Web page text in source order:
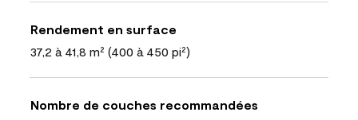
Rendement en surface
37,2 à 41,8 m² (400 à 450 pi²)
Nombre de couches recommandées